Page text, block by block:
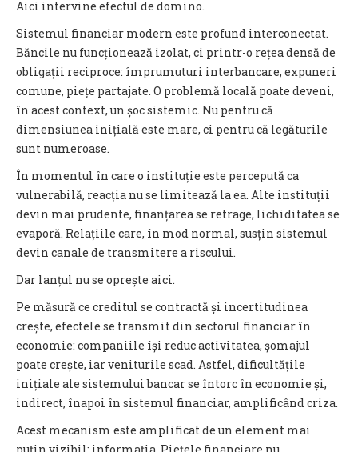
Aici intervine efectul de domino.
Sistemul financiar modern este profund interconectat.
Băncile nu funcționează izolat, ci printr-o rețea densă de
obligații reciproce: împrumuturi interbancare, expuneri
comune, piețe partajate. O problemă locală poate deveni,
în acest context, un șoc sistemic. Nu pentru că
dimensiunea inițială este mare, ci pentru că legăturile
sunt numeroase.
În momentul în care o instituție este percepută ca
vulnerabilă, reacția nu se limitează la ea. Alte instituții
devin mai prudente, finanțarea se retrage, lichiditatea se
evaporă. Relațiile care, în mod normal, susțin sistemul
devin canale de transmitere a riscului.
Dar lanțul nu se oprește aici.
Pe măsură ce creditul se contractă și incertitudinea
crește, efectele se transmit din sectorul financiar în
economie: companiile își reduc activitatea, șomajul
poate crește, iar veniturile scad. Astfel, dificultățile
inițiale ale sistemului bancar se întorc în economie și,
indirect, înapoi în sistemul financiar, amplificând criza.
Acest mecanism este amplificat de un element mai